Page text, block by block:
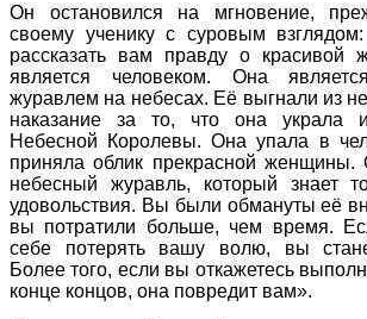
Он остановился на мгновение,
своему ученику с суровым
рассказать вам правду о
является человеком. Она
журавлем на небесах. Её выгнали из
наказание за то, что она украла
Небесной Королевы. Она упала в
приняла облик прекрасной
небесный журавль, который знает
удовольствия. Вы были обмануты её
вы потратили больше, чем время.
себе потерять вашу волю, вы
Более того, если вы откажетесь
конце концов, она повредит вам».